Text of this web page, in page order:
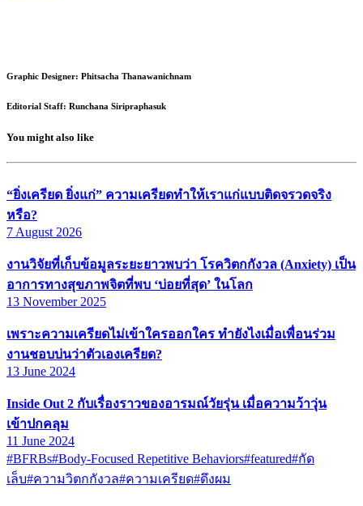
Graphic Designer: Phitsacha Thanawanichnam
Editorial Staff: Runchana Siripraphasuk
You might also like
“ยิ่งเครียด ยิ่งแก่” ความเครียดทำให้เราแก่แบบติดจรวดจริง
หรือ?
7 August 2026
งานวิจัยที่เก็บข้อมูลระยะยาวพบว่า โรควิตกกังวล (Anxiety) เป็น
อาการทางสุขภาพจิตที่พบ ‘บ่อยที่สุด’ ในโลก
13 November 2025
เพราะความเครียดไม่เข้าใครออกใคร ทำยังไงเมื่อเพื่อนร่วม
งานชอบบ่นว่าตัวเองเครียด?
13 June 2024
Inside Out 2 กับเรื่องราวของอารมณ์วัยรุ่น เมื่อความว้าวุ่น
เข้าปกคลุม
11 June 2024
#BFRBs#Body-Focused Repetitive Behaviors#featured#กัด
เล็บ#ความวิตกกังวล#ความเครียด#ดึงผม